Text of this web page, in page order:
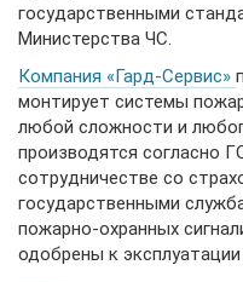
государственными
Министерства ЧС.
Компания «Гард-Сервис»
монтирует системы
любой сложности и
производятся согласно
сотрудничестве со
государственными
пожарно-охранных
одобрены к